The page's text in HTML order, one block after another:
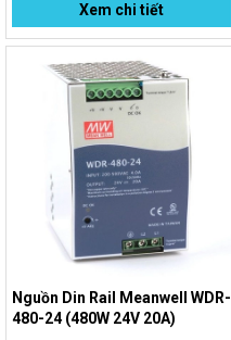
Xem chi tiết
Nguồn Din Rail Meanwell WDR-
480-24 (480W 24V 20A)